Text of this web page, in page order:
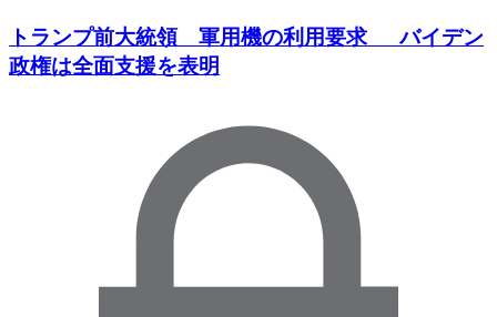
トランプ前大統領 軍用機の利用要求 バイデン
政権は全面支援を表明